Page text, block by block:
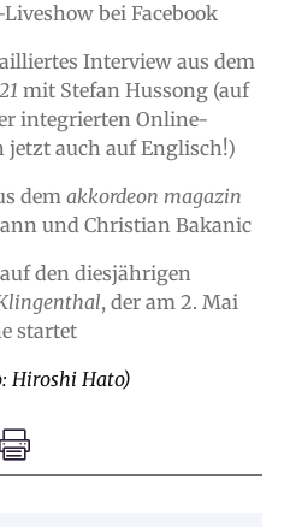
bei Facebook
Interview aus dem
mit Stefan Hussong (auf
integrierten Online-
auch auf Englisch!)
dem akkordeon magazin
und Christian Bakanic
den diesjährigen
, der am 2. Mai
startet
Hiroshi Hato)
